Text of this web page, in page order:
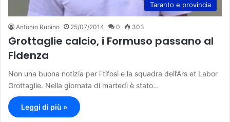
Taranto e provincia
Antonio Rubino 25/07/2014 0 303
Grottaglie calcio, i Formuso passano al
Fidenza
Non una buona notizia per i tifosi e la squadra dell’Ars et Labor
Grottaglie. Nella giornata di martedì è stato…
Leggi di più »